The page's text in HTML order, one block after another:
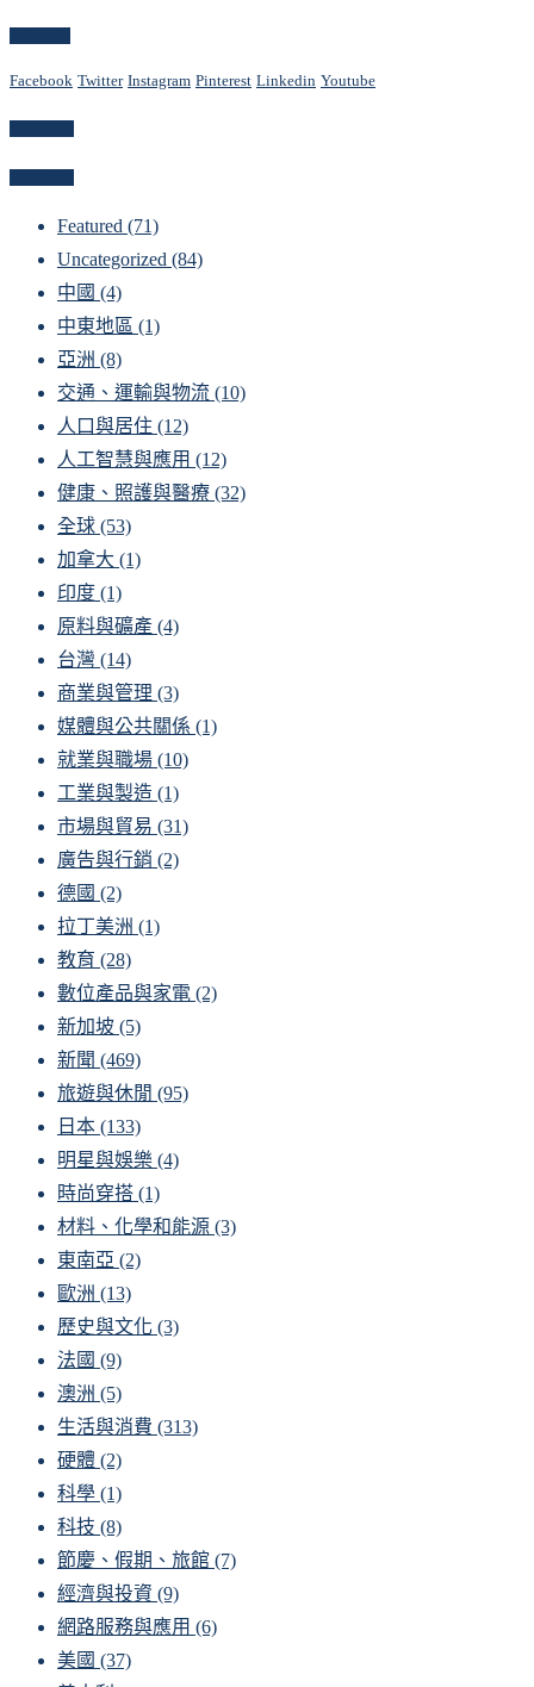
Facebook Twitter Instagram Pinterest Linkedin Youtube
Featured (71)
Uncategorized (84)
中國 (4)
中東地區 (1)
亞洲 (8)
交通、運輸與物流 (10)
人口與居住 (12)
人工智慧與應用 (12)
健康、照護與醫療 (32)
全球 (53)
加拿大 (1)
印度 (1)
原料與礦產 (4)
台灣 (14)
商業與管理 (3)
媒體與公共關係 (1)
就業與職場 (10)
工業與製造 (1)
市場與貿易 (31)
廣告與行銷 (2)
德國 (2)
拉丁美洲 (1)
教育 (28)
數位產品與家電 (2)
新加坡 (5)
新聞 (469)
旅遊與休閒 (95)
日本 (133)
明星與娛樂 (4)
時尚穿搭 (1)
材料、化學和能源 (3)
東南亞 (2)
歐洲 (13)
歷史與文化 (3)
法國 (9)
澳洲 (5)
生活與消費 (313)
硬體 (2)
科學 (1)
科技 (8)
節慶、假期、旅館 (7)
經濟與投資 (9)
網路服務與應用 (6)
美國 (37)